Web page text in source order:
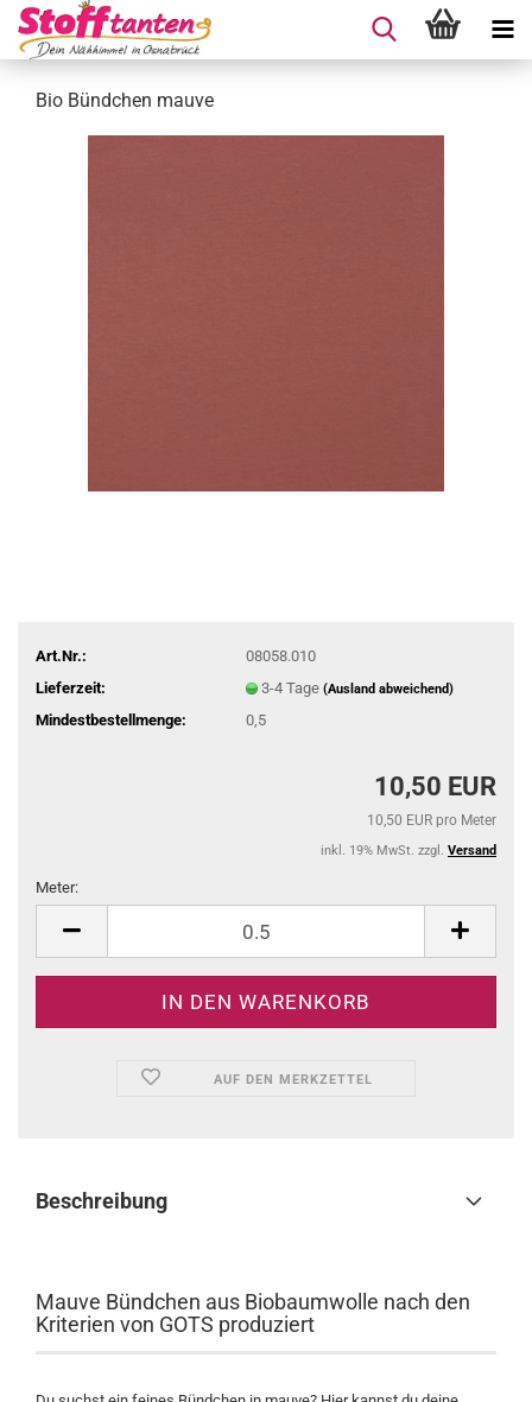
Bio Bündchen mauve
Art.Nr.:
08058.010
Lieferzeit:
3-4 Tage (Ausland abweichend)
Mindestbestellmenge: 0,5
10,50 EUR
10,50 EUR pro Meter
inkl. 19% MwSt. zzgl. Versand
Meter:
AUF DEN MERKZETTEL
Beschreibung
Mauve Bündchen aus Biobaumwolle nach den
Kriterien von GOTS produziert